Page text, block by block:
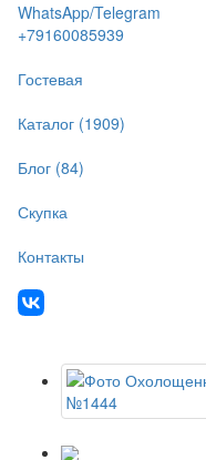
WhatsApp/Telegram
+79160085939
Гостевая
Каталог (1909)
Блог (84)
Скупка
Контакты